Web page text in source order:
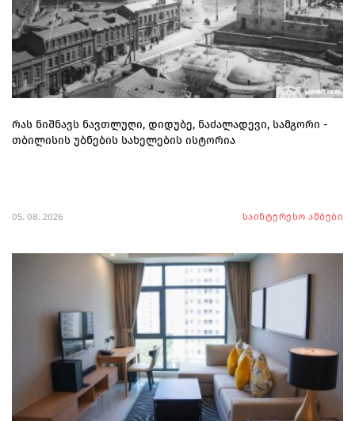
რას ნიშნავს ნავთლუღი, დიდუბე, ნაძალადევი, სამგორი -
თბილისის უბნების სახელების ისტორია
05. 08. 2026 საინტერესო ამბები